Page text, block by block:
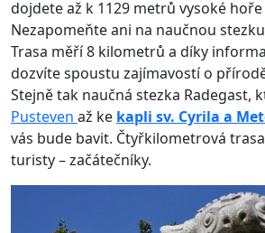
dojdete až k 1129 metrů vysoké hoře
Nezapomeňte ani na naučnou stezku
Trasa měří 8 kilometrů a díky
dozvíte spoustu zajímavostí o
Stejně tak naučná stezka Radegast,
Pusteven až ke kapli sv. Cyrila a
vás bude bavit. Čtyřkilometrová
turisty – začátečníky.